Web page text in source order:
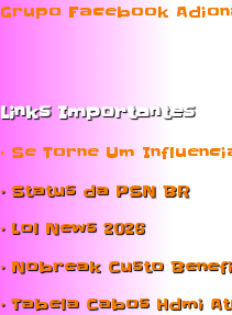
Grupo Facebook
Links Importantes
• Se Torne Um
• Status da PSN BR
• Lol News 2026
• Nobreak Custo
• Tabela Cabos Hdmi